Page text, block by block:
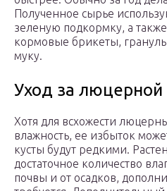
Полученное сырье
зеленую подкормку, а
кормовые брикеты,
муку.
Уход за люцерной
Хотя для всхожести
влажность, ее избыток
кусты будут редкими.
достаточное количество
почвы и от осадков,